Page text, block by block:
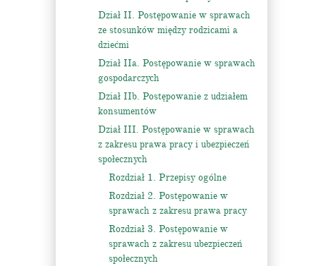
Dział II. Postępowanie w sprawach
ze stosunków między rodzicami a
dziećmi
Dział IIa. Postępowanie w sprawach
gospodarczych
Dział IIb. Postępowanie z udziałem
konsumentów
Dział III. Postępowanie w sprawach
z zakresu prawa pracy i ubezpieczeń
społecznych
Rozdział 1. Przepisy ogólne
Rozdział 2. Postępowanie w
sprawach z zakresu prawa pracy
Rozdział 3. Postępowanie w
sprawach z zakresu ubezpieczeń
społecznych